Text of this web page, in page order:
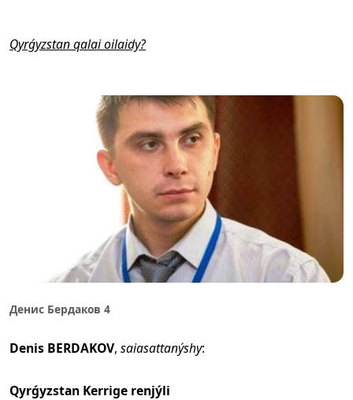
Qyrǵyzstan qalai oilaidy?
Денис Бердаков 4
Denis BERDAKOV, saiasattanýshy:
Qyrǵyzstan Kerrige renjýli